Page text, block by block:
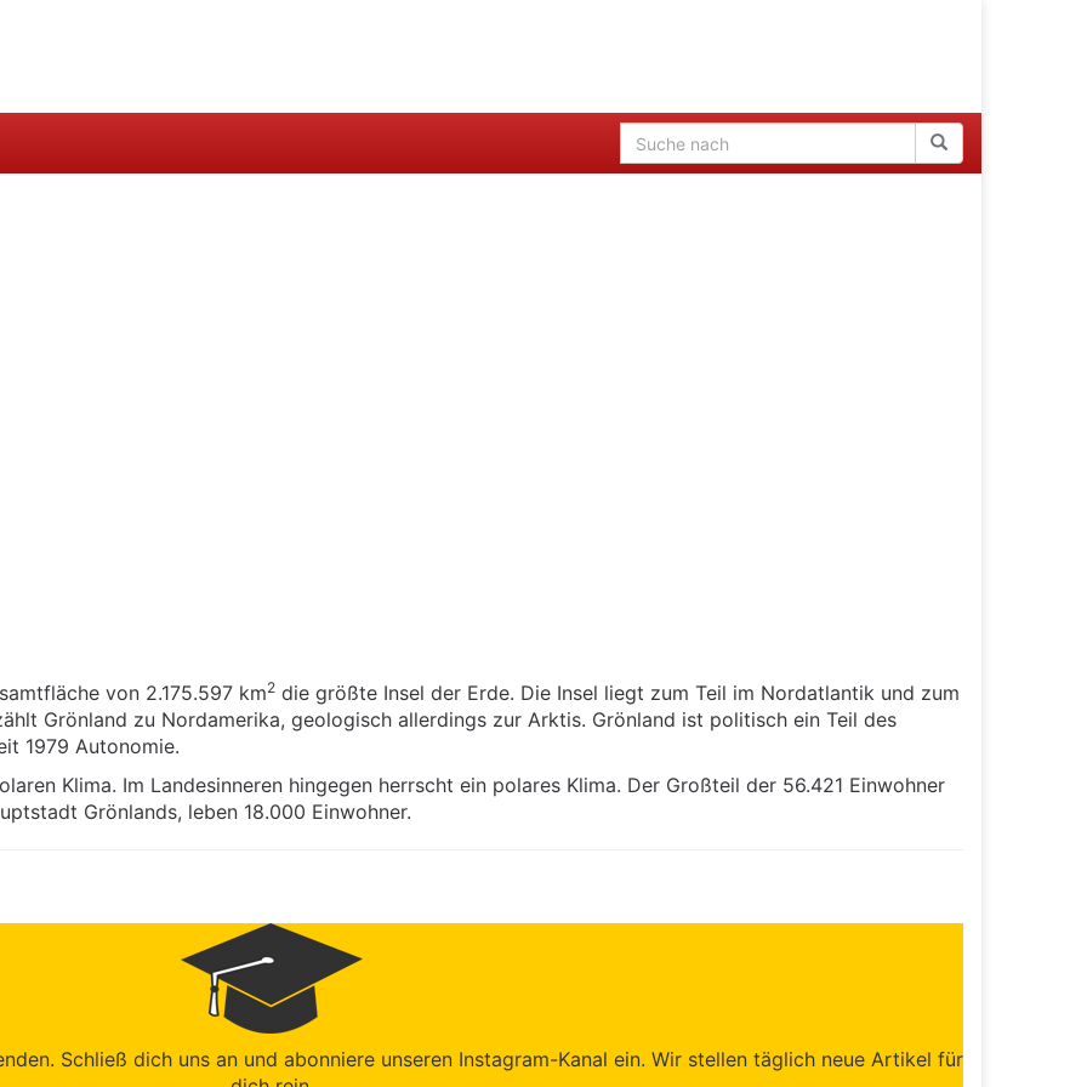
von 2.175.597 km2 die größte Insel der Erde. Die Insel liegt zum Teil im Nordatlantik und zum
Grönland zu Nordamerika, geologisch allerdings zur Arktis. Grönland ist politisch ein Teil des
1979 Autonomie.
Klima. Im Landesinneren hingegen herrscht ein polares Klima. Der Großteil der 56.421 Einwohner
Grönlands, leben 18.000 Einwohner.
Schließ dich uns an und abonniere unseren Instagram-Kanal ein. Wir stellen täglich neue Artikel für